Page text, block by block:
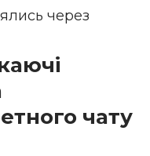
через
чату